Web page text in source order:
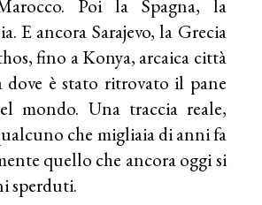
Poi la Spagna, la
E ancora Sarajevo, la Grecia
fino a Konya, arcaica città
è stato ritrovato il pane
mondo. Una traccia reale,
che migliaia di anni fa
quello che ancora oggi si
sperduti.